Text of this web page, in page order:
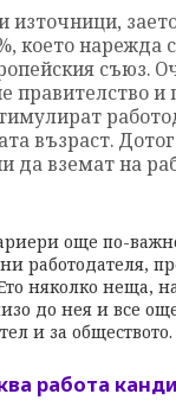
което нарежда
съюз.
правителство
възраст.
да вземат на
още по-
работодателя,
няколко неща,
до нея и все
и за обществото.
работа